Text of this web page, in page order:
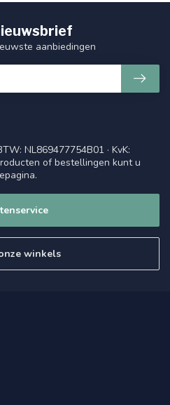
NL869477754B01 · KvK:
of bestellingen kunt u
winkels
aanbiedingen